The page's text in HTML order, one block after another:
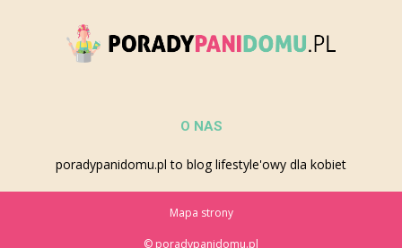
O NAS
poradypanidomu.pl to blog lifestyle'owy dla kobiet
Mapa strony
© poradypanidomu.pl